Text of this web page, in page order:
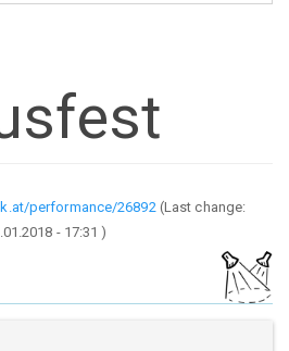
performance/26892 (Last change:
- 17:31 )